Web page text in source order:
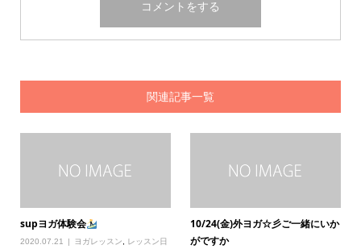
関連記事一覧
supヨガ体験会
2020.07.21 ヨガレッスン, レッスン日
10/24(金)外ヨガ☆彡ご一緒にいか
がですか